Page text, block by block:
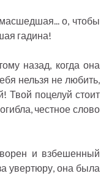
о, чтобы
гадина!
назад, когда она
нельзя не любить,
Твой поцелуй стоит
честное слово
и взбешенный
увертюру, она была